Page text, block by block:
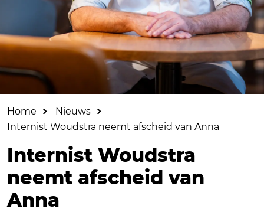
Home
Nieuws
Internist Woudstra neemt afscheid van Anna
Internist Woudstra
neemt afscheid van
Anna